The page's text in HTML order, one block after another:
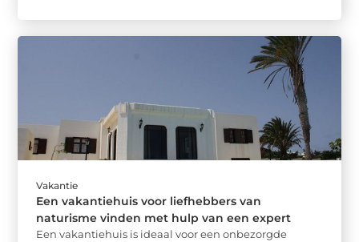
Vakantie
Een vakantiehuis voor liefhebbers van
naturisme vinden met hulp van een expert
Een vakantiehuis is ideaal voor een onbezorgde